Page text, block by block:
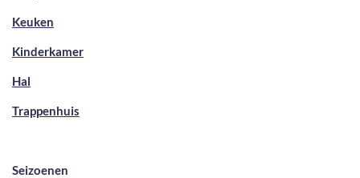
Keuken
Kinderkamer
Hal
Trappenhuis
Seizoenen